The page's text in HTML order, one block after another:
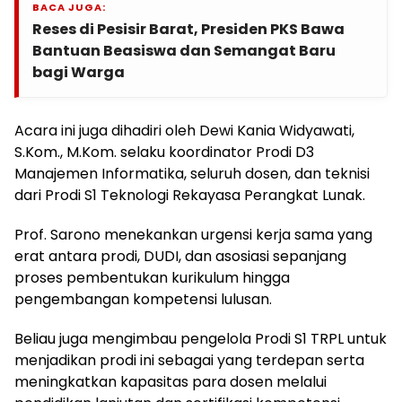
BACA JUGA:
Reses di Pesisir Barat, Presiden PKS Bawa
Bantuan Beasiswa dan Semangat Baru
bagi Warga
Acara ini juga dihadiri oleh Dewi Kania Widyawati,
S.Kom., M.Kom. selaku koordinator Prodi D3
Manajemen Informatika, seluruh dosen, dan teknisi
dari Prodi S1 Teknologi Rekayasa Perangkat Lunak.
Prof. Sarono menekankan urgensi kerja sama yang
erat antara prodi, DUDI, dan asosiasi sepanjang
proses pembentukan kurikulum hingga
pengembangan kompetensi lulusan.
Beliau juga mengimbau pengelola Prodi S1 TRPL untuk
menjadikan prodi ini sebagai yang terdepan serta
meningkatkan kapasitas para dosen melalui